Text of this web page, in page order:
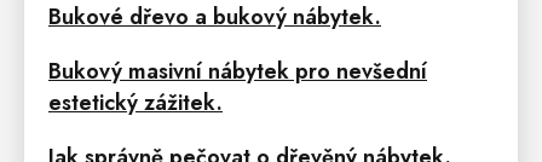
Bukové dřevo a bukový nábytek.
Bukový masivní nábytek pro nevšední
estetický zážitek.